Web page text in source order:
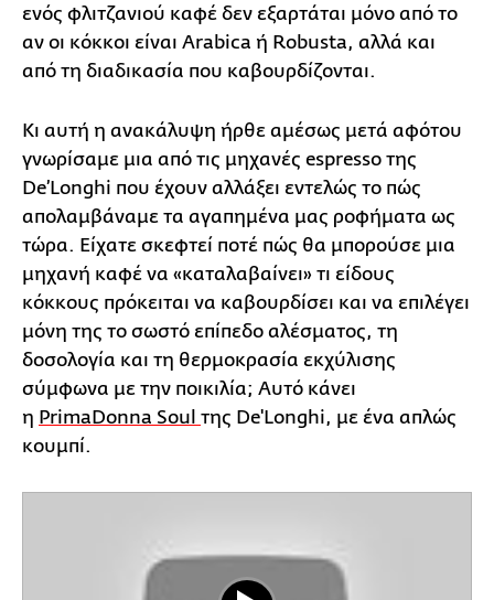
ενός φλιτζανιού καφέ δεν εξαρτάται μόνο από το
αν οι κόκκοι είναι Arabica ή Robusta, αλλά και
από τη διαδικασία που καβουρδίζονται.
Κι αυτή η ανακάλυψη ήρθε αμέσως μετά αφότου
γνωρίσαμε μια από τις μηχανές espresso της
De’Longhi που έχουν αλλάξει εντελώς το πώς
απολαμβάναμε τα αγαπημένα μας ροφήματα ως
τώρα. Είχατε σκεφτεί ποτέ πώς θα μπορούσε μια
μηχανή καφέ να «καταλαβαίνει» τι είδους
κόκκους πρόκειται να καβουρδίσει και να επιλέγει
μόνη της το σωστό επίπεδο αλέσματος, τη
δοσολογία και τη θερμοκρασία εκχύλισης
σύμφωνα με την ποικιλία; Αυτό κάνει
η PrimaDonna Soul της De'Longhi, με ένα απλώς
κουμπί.